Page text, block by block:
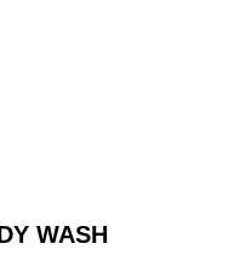
WASH